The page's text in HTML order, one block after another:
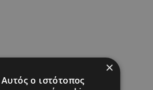
×
Αυτός ο ιστότοπος